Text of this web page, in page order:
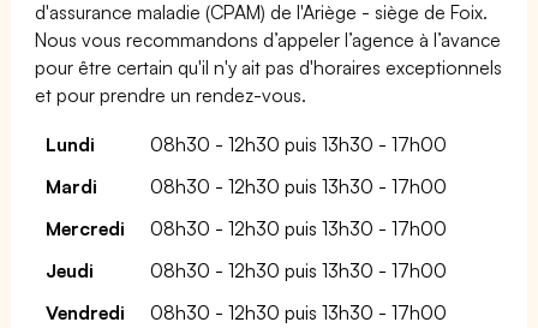
d'assurance maladie (CPAM) de l'Ariège - siège de Foix.
Nous vous recommandons d’appeler l’agence à l’avance
pour être certain qu'il n'y ait pas d'horaires exceptionnels
et pour prendre un rendez-vous.
Lundi
08h30 - 12h30 puis 13h30 - 17h00
Mardi
08h30 - 12h30 puis 13h30 - 17h00
Mercredi
08h30 - 12h30 puis 13h30 - 17h00
Jeudi
08h30 - 12h30 puis 13h30 - 17h00
Vendredi
08h30 - 12h30 puis 13h30 - 17h00